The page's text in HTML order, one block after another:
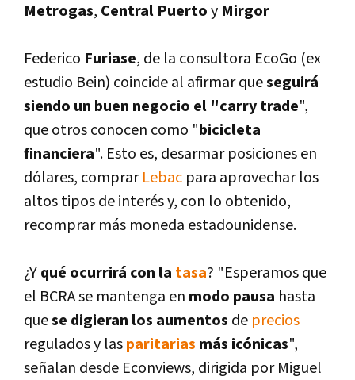
Metrogas, Central Puertoy Mirgor
Federico Furiase, de la consultora EcoGo (ex
estudio Bein) coincide al afirmar queseguirá
siendo un buen negocio el "carry trade",
que otros conocen como "bicicleta
financiera". Esto es, desarmar posiciones en
dólares, comprarLebac para aprovechar los
altos tipos de interés y, con lo obtenido,
recomprar más moneda estadounidense.
¿Yqué ocurrirá con la tasa? "Esperamos que
el BCRA se mantenga en modo pausa hasta
quese digieran los aumentos de precios
regulados y lasparitarias más icónicas",
señalan desde Econviews, dirigida por Miguel